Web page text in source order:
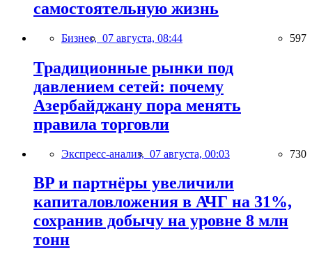
самостоятельную жизнь
Бизнес, 07 августа, 08:44 597
Традиционные рынки под
давлением сетей: почему
Азербайджану пора менять
правила торговли
Экспресс-анализ, 07 августа, 00:03 730
BP и партнёры увеличили
капиталовложения в АЧГ на 31%,
сохранив добычу на уровне 8 млн
тонн